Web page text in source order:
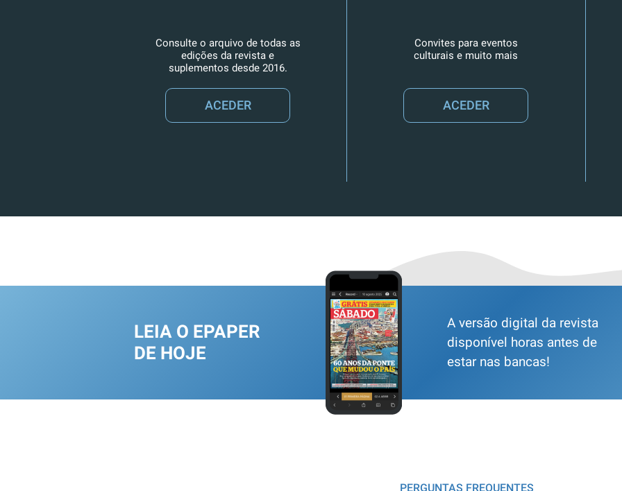
Consulte o arquivo de todas as
edições da revista e
suplementos desde 2016.
ACEDER
Convites para eventos
culturais e muito mais
ACEDER
LEIA O EPAPER
DE HOJE
A versão digital da revista
disponível horas antes de
estar nas bancas!
PERGUNTAS FREQUENTES